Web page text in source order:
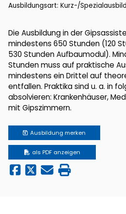
Ausbildungsart: Kurz-/
Die Ausbildung in der
mindestens 650 Stunden (120
530 Stunden Aufbaumodul).
Stunden muss auf praktische
mindestens ein Drittel auf
entfallen. Praktika sind u. a. in
absolvieren: Krankenhäuser,
mit Gipszimmern.
Ausbildung merken
als PDF anzeigen